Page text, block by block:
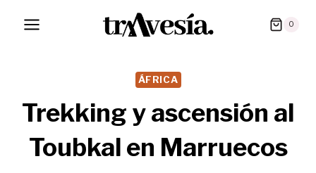
0
ÁFRICA
Trekking y ascensión al
Toubkal en Marruecos